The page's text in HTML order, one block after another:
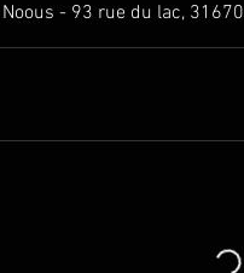
Noous - 93 rue du lac, 31670